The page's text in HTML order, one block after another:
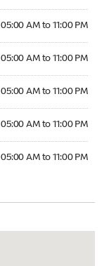
05:00 AM to 11:00 PM
05:00 AM to 11:00 PM
05:00 AM to 11:00 PM
05:00 AM to 11:00 PM
05:00 AM to 11:00 PM